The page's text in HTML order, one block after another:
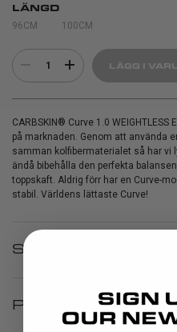
LÄNGD
96CM 100CM
1 LÄGG I
CARBSKIN® Curve 1.0
på marknaden. Genom att använda
samman kolfibermaterialet så har
ändå bibehålla den perfekta
toppskaft. Aldrig förr har en Curve-
stabil. Världens lättaste Curve!
SPECIFIKATIONER
PRODUCT INFO